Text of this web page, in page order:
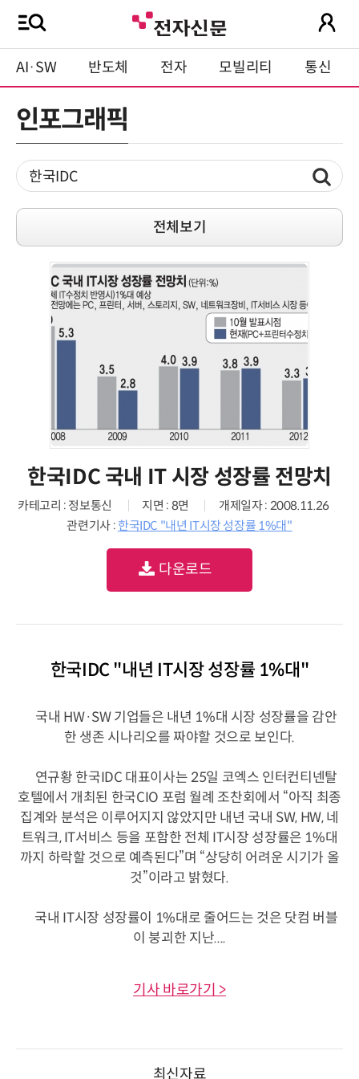
AI·SW 반도체 전자 모빌리티 통신
인포그래픽
전체보기
한국IDC 국내 IT 시장 성장률 전망치
카테고리 : 정보통신 지면 : 8면
개제일자 : 2008.11.26
관련기사 : 한국IDC "내년 IT시장 성장률 1%대"
다운로드
한국IDC "내년 IT시장 성장률 1%대"
국내 HW·SW 기업들은 내년 1%대 시장 성장률을 감안
한 생존 시나리오를 짜야할 것으로 보인다.
연규황 한국IDC 대표이사는 25일 코엑스 인터컨티넨탈
호텔에서 개최된 한국CIO 포럼 월례 조찬회에서 “아직 최종
집계와 분석은 이루어지지 않았지만 내년 국내 SW, HW, 네
트워크, IT서비스 등을 포함한 전체 IT시장 성장률은 1%대
까지 하락할 것으로 예측된다”며 “상당히 어려운 시기가 올
것”이라고 밝혔다.
국내 IT시장 성장률이 1%대로 줄어드는 것은 닷컴 버블
이 붕괴한 지난....
기사 바로가기 >
최신자료